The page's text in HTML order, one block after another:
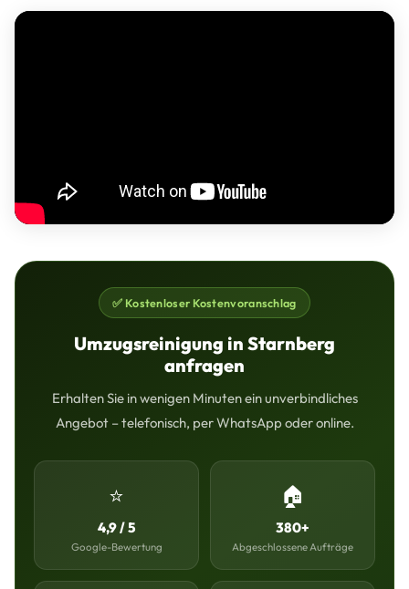
✅ Kostenloser Kostenvoranschlag
Umzugsreinigung in Starnberg
anfragen
Erhalten Sie in wenigen Minuten ein unverbindliches
Angebot – telefonisch, per WhatsApp oder online.
⭐
4,9 / 5
Google-Bewertung
🏠
380+
Abgeschlossene Aufträge